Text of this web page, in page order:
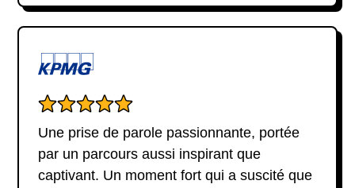
Une prise de parole passionnante, portée
par un parcours aussi inspirant que
captivant. Un moment fort qui a suscité que